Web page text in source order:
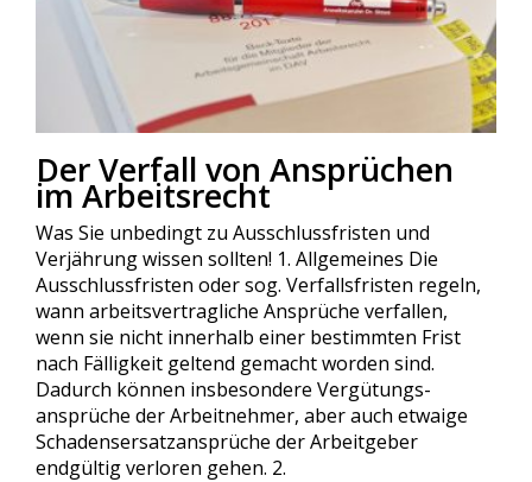
Der Verfall von Ansprüchen
im Arbeitsrecht
Was Sie unbedingt zu Ausschlussfristen und
Verjährung wissen sollten! 1. Allgemeines Die
Ausschlussfristen oder sog. Verfallsfristen regeln,
wann ar­beits­ver­trag­li­che Ansprüche ver­fal­len,
wenn sie nicht in­ner­halb ei­ner be­stimm­ten Frist
nach Fällig­keit gel­tend gema­cht worden sind.
Dadurch können ins­be­son­de­re Vergütungs­
ansprüche der Arbeitnehmer, aber auch etwaige
Schadensersatzansprüche der Arbeitgeber
endgültig ver­lo­ren ge­hen. 2.